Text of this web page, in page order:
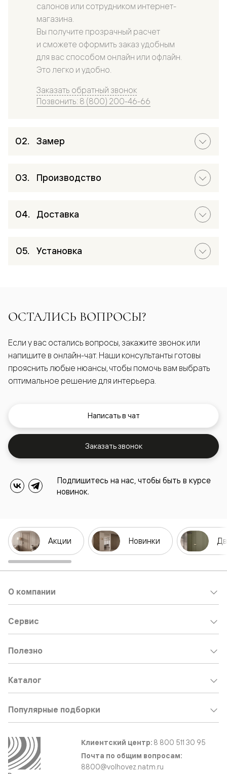
салонов или сотрудником интернет-
магазина.
Вы получите прозрачный расчет
и сможете оформить заказ удобным
для вас способом онлайн или офлайн.
Это легко и удобно.
Заказать обратный звонок
Позвонить: 8 (800) 200-46-66
Замер
Производство
Доставка
Установка
ОСТАЛИСЬ ВОПРОСЫ?
Если у вас остались вопросы, закажите звонок или
напишите в онлайн-чат. Наши консультанты готовы
прояснить любые нюансы, чтобы помочь вам выбрать
оптимальное решение для интерьера.
Написать в чат
Заказать звонок
Подпишитесь на нас, чтобы быть в курсе
новинок.
Акции Новинки
О компании
Сервис
Полезно
Каталог
Популярные подборки
Клиентский центр: 8 800 511 30 95
Почта по общим вопросам:
8800@volhovez.natm.ru